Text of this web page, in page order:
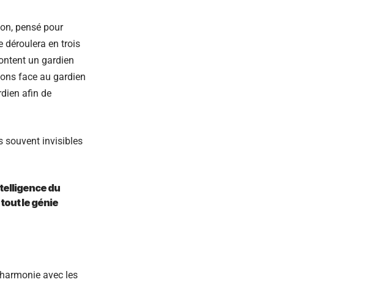
pensé pour
déroulera en trois
un gardien
face au gardien
afin de
souvent invisibles
du
le génie
avec les